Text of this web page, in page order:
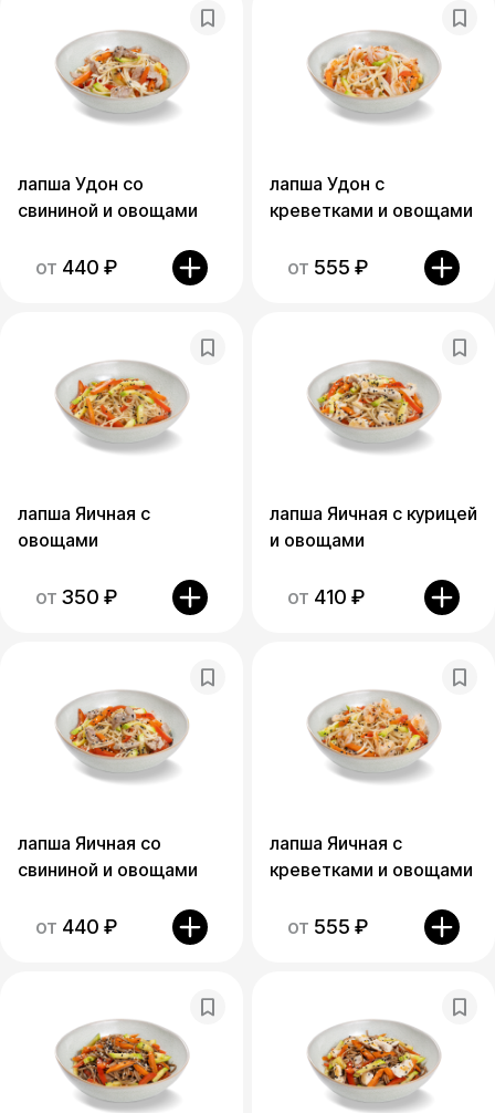
лапша Удон со
свининой и овощами
от 440 ₽
лапша Удон с
креветками и овощами
от 555 ₽
лапша Яичная с
овощами
от 350 ₽
лапша Яичная с курицей
и овощами
от 410 ₽
лапша Яичная со
свининой и овощами
от 440 ₽
лапша Яичная с
креветками и овощами
от 555 ₽